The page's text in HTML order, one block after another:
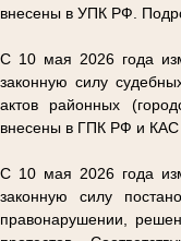
внесены в УПК РФ.
С 10 мая 2026 года
законную силу
актов районных
внесены в ГПК РФ и
С 10 мая 2026 года
законную силу
правонарушении,